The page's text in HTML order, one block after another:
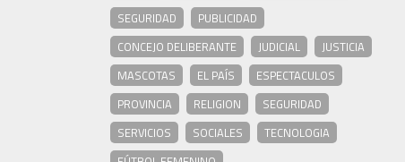
SEGURIDAD
PUBLICIDAD
CONCEJO DELIBERANTE
JUDICIAL
JUSTICIA
MASCOTAS
EL PAÍS
ESPECTACULOS
PROVINCIA
RELIGION
SEGURIDAD
SERVICIOS
SOCIALES
TECNOLOGIA